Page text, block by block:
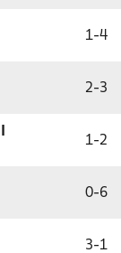
1-4
2-3
1-2
0-6
3-1